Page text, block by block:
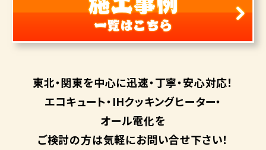
東北・関東を中心に迅速・丁寧・安心対応！
エコキュート・IHクッキングヒーター・
オール電化を
ご検討の方は気軽にお問い合せ下さい！